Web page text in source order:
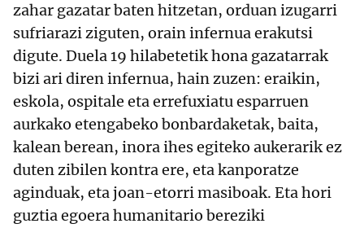
zahar gazatar baten hitzetan, orduan izugarri
sufriarazi ziguten, orain infernua erakutsi
digute. Duela 19 hilabetetik hona gazatarrak
bizi ari diren infernua, hain zuzen: eraikin,
eskola, ospitale eta errefuxiatu esparruen
aurkako etengabeko bonbardaketak, baita,
kalean berean, inora ihes egiteko aukerarik ez
duten zibilen kontra ere, eta kanporatze
aginduak, eta joan-etorri masiboak. Eta hori
guztia egoera humanitario bereziki